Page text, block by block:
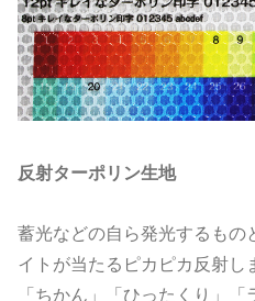
反射ターポリン生地
蓄光などの自ら発光するもの
イトが当たるピカピカ反射し
「ちかん」「ひったくり」